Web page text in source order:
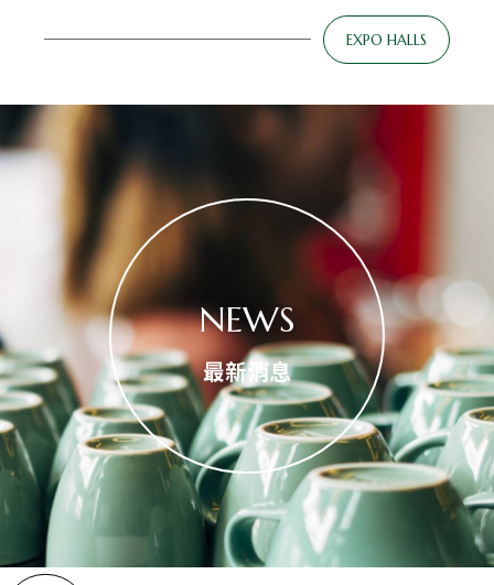
EXPO HALLS
NEWS
最新消息